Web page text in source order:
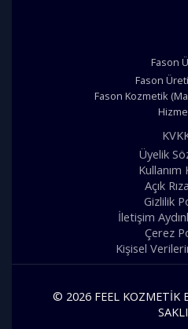
Fason
Fason
Fason Kozmetik
Üyelik
Kullanım
Açık
Gizlilik
İletişim
Çerez
Kişisel
© 2026 FEEL KOZMETIK